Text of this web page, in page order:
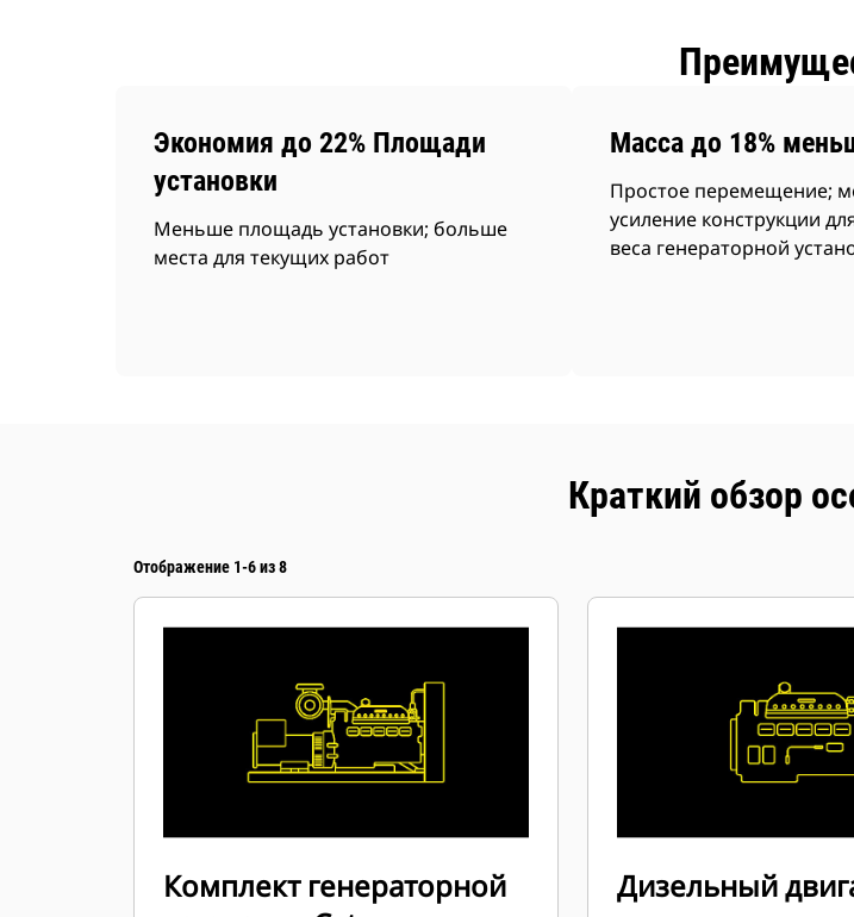
Экономия до 22% Площади
установки
Меньше площадь установки; больше
места для текущих работ
Масса до 18%
Простое перемещение;
усиление конструкции
веса генераторной
Краткий обзор
Отображение 1-6 из 8
Комплект генераторной
Дизельный